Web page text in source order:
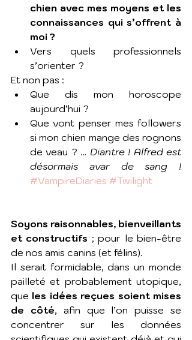
chien avec mes moyens et les
connaissances qui s’offrent à
moi ?
Vers quels professionnels
s’orienter ?
Et non pas :
Que dis mon horoscope
aujourd’hui ?
Que vont penser mes followers
si mon chien mange des rognons
de veau ? … Diantre ! Alfred est
#VampireDiaries #Twilight
Soyons raisonnables, bienveillants
et constructifs ; pour le bien-être
de nos amis canins (et félins).
Il serait formidable, dans un monde
pailleté et probablement utopique,
que les idées reçues soient mises
de côté, afin que l’on puisse se
concentrer sur les données